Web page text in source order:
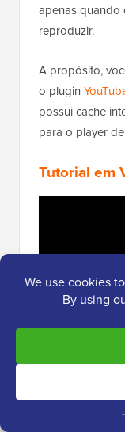
apenas quando
reproduzir.
A propósito,
o plugin
possui cache
para o player
Tutorial em